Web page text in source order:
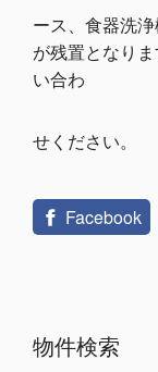
ース、食器洗
が残置となり
い合わ
せください。
Facebook
物件検索